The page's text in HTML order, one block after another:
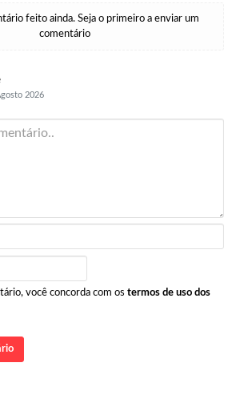
feito ainda. Seja o primeiro a enviar um
comentário
2026
você concorda com os termos de uso dos